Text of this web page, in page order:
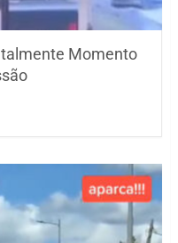
Momento